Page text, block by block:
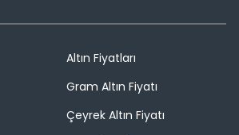
Altın Fiyatları
Gram Altın Fiyatı
Çeyrek Altın Fiyatı